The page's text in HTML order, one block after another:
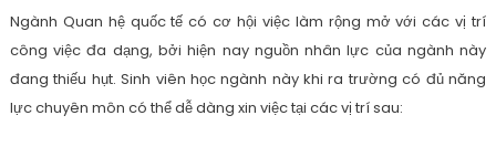
Ngành Quan hệ quốc tế có cơ hội việc làm rộng mở với các vị trí
công việc đa dạng, bởi hiện nay nguồn nhân lực của ngành này
đang thiếu hụt. Sinh viên học ngành này khi ra trường có đủ năng
lực chuyên môn có thể dễ dàng xin việc tại các vị trí sau: